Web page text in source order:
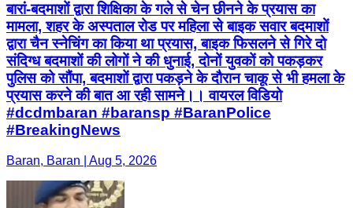
बारां-बदमाशों द्वारा शिक्षिका के गले से चेन छीनने के प्रयास का
मामला, शहर के अस्पताल रोड पर महिला से बाइक सवार बदमाशों
द्वारा चैन स्नेचिंग का किया था प्रयास, बाइक फिसलने से गिरे दो
संदिग्ध बदमाशों की लोगों ने की धुनाई, दोनों युवकों को पकड़कर
पुलिस को सौंपा, बदमाशों द्वारा पकड़ने के दौरान चाकू से भी हमला के
प्रयास करने की बात आ रही सामने।। वायरल विडियो
#dcdmbaran #baransp #BaranPolice
#BreakingNews
Baran, Baran | Aug 5, 2026